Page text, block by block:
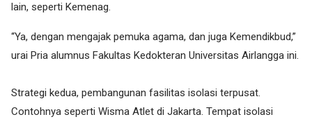
lain, seperti Kemenag.
“Ya, dengan mengajak pemuka agama, dan juga Kemendikbud,”
urai Pria alumnus Fakultas Kedokteran Universitas Airlangga ini.
Strategi kedua, pembangunan fasilitas isolasi terpusat.
Contohnya seperti Wisma Atlet di Jakarta. Tempat isolasi